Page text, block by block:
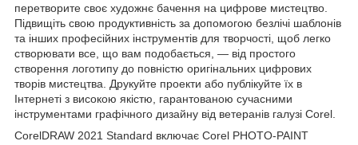
перетворите своє художнє бачення на цифрове мистецтво.
Підвищіть свою продуктивність за допомогою безлічі шаблонів
та інших професійних інструментів для творчості, щоб легко
створювати все, що вам подобається, — від простого
створення логотипу до повністю оригінальних цифрових
творів мистецтва. Друкуйте проекти або публікуйте їх в
Інтернеті з високою якістю, гарантованою сучасними
інструментами графічного дизайну від ветеранів галузі Corel.
CorelDRAW 2021 Standard включає Corel PHOTO-PAINT